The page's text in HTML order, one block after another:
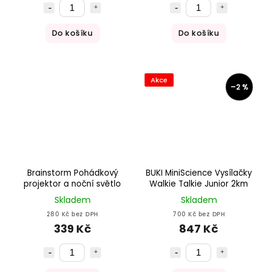
Do košíku Do košíku
Brainstorm Pohádkový
projektor a noční světlo
Skladem
280 Kč bez DPH
339 Kč
Akce
–2 %
BUKI MiniScience Vysílačky
Walkie Talkie Junior 2km
Skladem
700 Kč bez DPH
847 Kč